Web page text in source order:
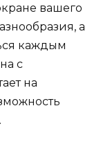
вашего
а
каждым
с
на